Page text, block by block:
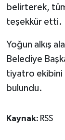
belirterek,
teşekkür etti.
Yoğun alkış
Belediye
tiyatro ekibini
bulundu.
Kaynak: RSS